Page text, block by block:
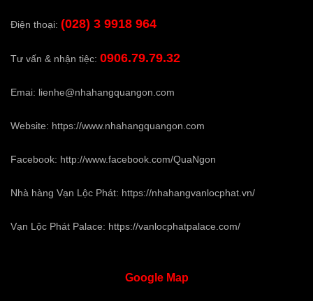
Điện thoại: (028) 3 9918 964
Tư vấn & nhận tiệc: 0906.79.79.32
Emai: lienhe@nhahangquangon.com
Website: https://www.nhahangquangon.com
Facebook: http://www.facebook.com/QuaNgon
Nhà hàng Vạn Lộc Phát: https://nhahangvanlocphat.vn/
Vạn Lộc Phát Palace: https://vanlocphatpalace.com/
GoogleMap